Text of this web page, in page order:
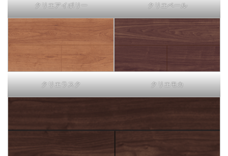
クリエアイボリー クリエペール
クリエラスク クリエモカ